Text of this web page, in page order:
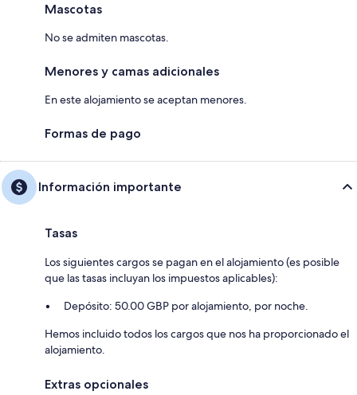
Mascotas
No se admiten mascotas.
Menores y camas adicionales
En este alojamiento se aceptan menores.
Formas de pago
Información importante
Tasas
Los siguientes cargos se pagan en el alojamiento (es posible
que las tasas incluyan los impuestos aplicables):
Depósito: 50.00 GBP por alojamiento, por noche.
Hemos incluido todos los cargos que nos ha proporcionado el
alojamiento.
Extras opcionales